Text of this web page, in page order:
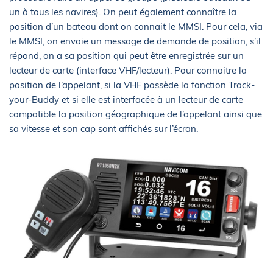
un à tous les navires). On peut également connaître la
position d’un bateau dont on connait le MMSI. Pour cela, via
le MMSI, on envoie un message de demande de position, s’il
répond, on a sa position qui peut être enregistrée sur un
lecteur de carte (interface VHF/lecteur). Pour connaitre la
position de l’appelant, si la VHF possède la fonction Track-
your-Buddy et si elle est interfacée à un lecteur de carte
compatible la position géographique de l’appelant ainsi que
sa vitesse et son cap sont affichés sur l’écran.